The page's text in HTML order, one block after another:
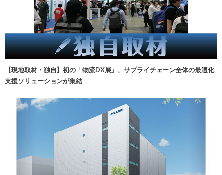
【現地取材・独自】初の「物流DX展」、サプライチェーン全体の最適化
支援ソリューションが集結